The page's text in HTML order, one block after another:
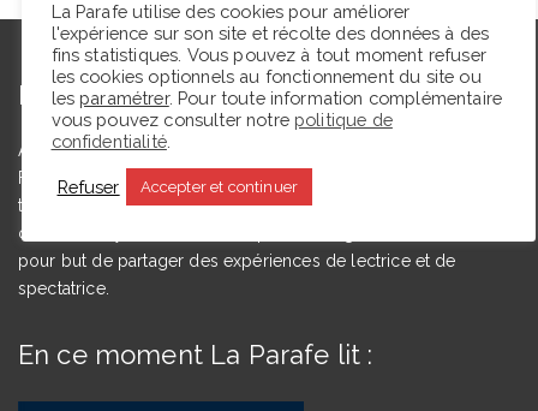
L’autrice
Agrégée de lettres modernes et docteure en études théâtrales,
Floriane Toussaint est maîtresse de conférences en études
théâtrales à l’Université de Caen Normandie et membre du
comité du Syndicat de la critique. Ce blog, créé en 2009, a
pour but de partager des expériences de lectrice et de
spectatrice.
En ce moment La Parafe lit :
La Parafe utilise des cookies pour améliorer
l'expérience sur son site et récolte des données à des
fins statistiques. Vous pouvez à tout moment refuser
les cookies optionnels au fonctionnement du site ou
les paramétrer. Pour toute information complémentaire
vous pouvez consulter notre politique de
confidentialité.
Refuser Accepter et continuer